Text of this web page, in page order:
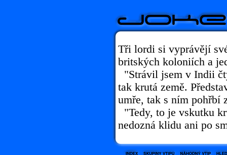
Tři lordi si vyprávějí
britských koloniích a
"Strávil jsem v Indii
tak krutá země.
umře, tak s ním pohřbí
"Tedy, to je vskutku
nedozná klidu ani po